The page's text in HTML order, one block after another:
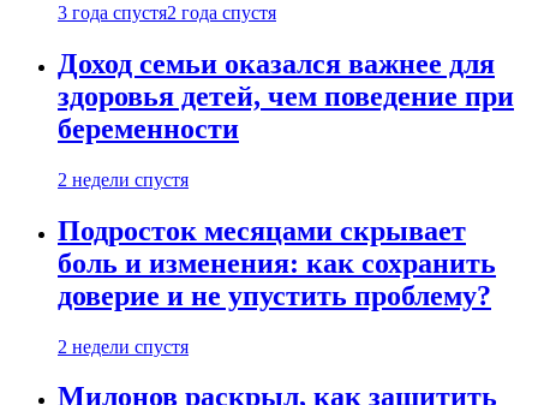
3 года спустя2 года спустя
Доход семьи оказался важнее для
здоровья детей, чем поведение при
беременности
2 недели спустя
Подросток месяцами скрывает
боль и изменения: как сохранить
доверие и не упустить проблему?
2 недели спустя
Милонов раскрыл, как защитить